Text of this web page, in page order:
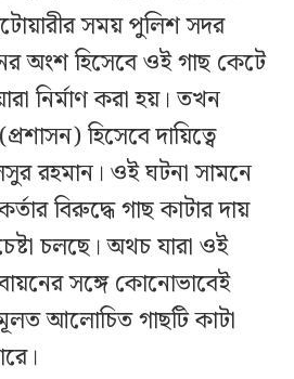
সময় পুলিশ সদর
অংশ হিসেবে ওই গাছ কেটে
নির্মাণ করা হয়। তখন
হিসেবে দায়িত্বে
রহমান। ওই ঘটনা সামনে
বিরুদ্ধে গাছ কাটার দায়
চলছে। অথচ যারা ওই
সঙ্গে কোনোভাবেই
আলোচিত গাছটি কাটা